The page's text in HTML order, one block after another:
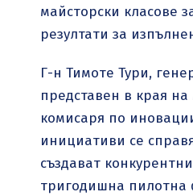
майсторски класове
резултати за
Г-н Тимоте Тури,
представен в края
комисаря по
инициативи се
създават
тригодишна пилотна